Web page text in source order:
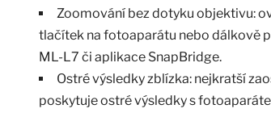
Zoomování bez dotyku objektivu:
tlačítek na fotoaparátu nebo dálkově
ML-L7 či aplikace SnapBridge.
Ostré výsledky zblízka: nejkratší
poskytuje ostré výsledky s